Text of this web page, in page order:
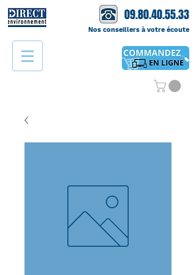
09.80.40.55.33
Nos conseillers à votre écoute